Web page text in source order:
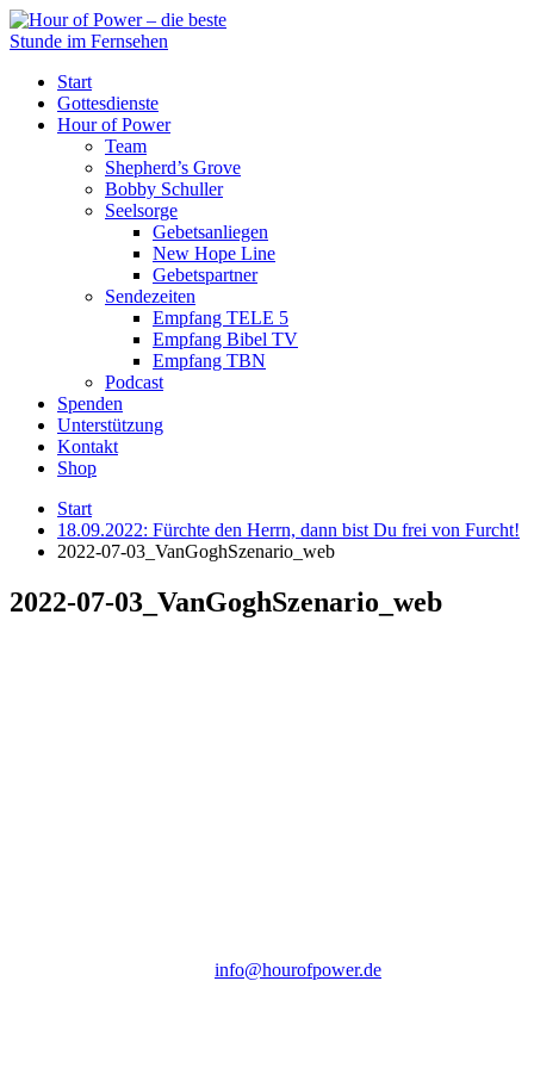
Start
Gottesdienste
Hour of Power
Team
Shepherd’s Grove
Bobby Schuller
Seelsorge
Gebetsanliegen
New Hope Line
Gebetspartner
Sendezeiten
Empfang TELE 5
Empfang Bibel TV
Empfang TBN
Podcast
Spenden
Unterstützung
Kontakt
Shop
Start
18.09.2022: Fürchte den Herrn, dann bist Du frei von Furcht!
2022-07-03_VanGoghSzenario_web
2022-07-03_VanGoghSzenario_web
info@hourofpower.de